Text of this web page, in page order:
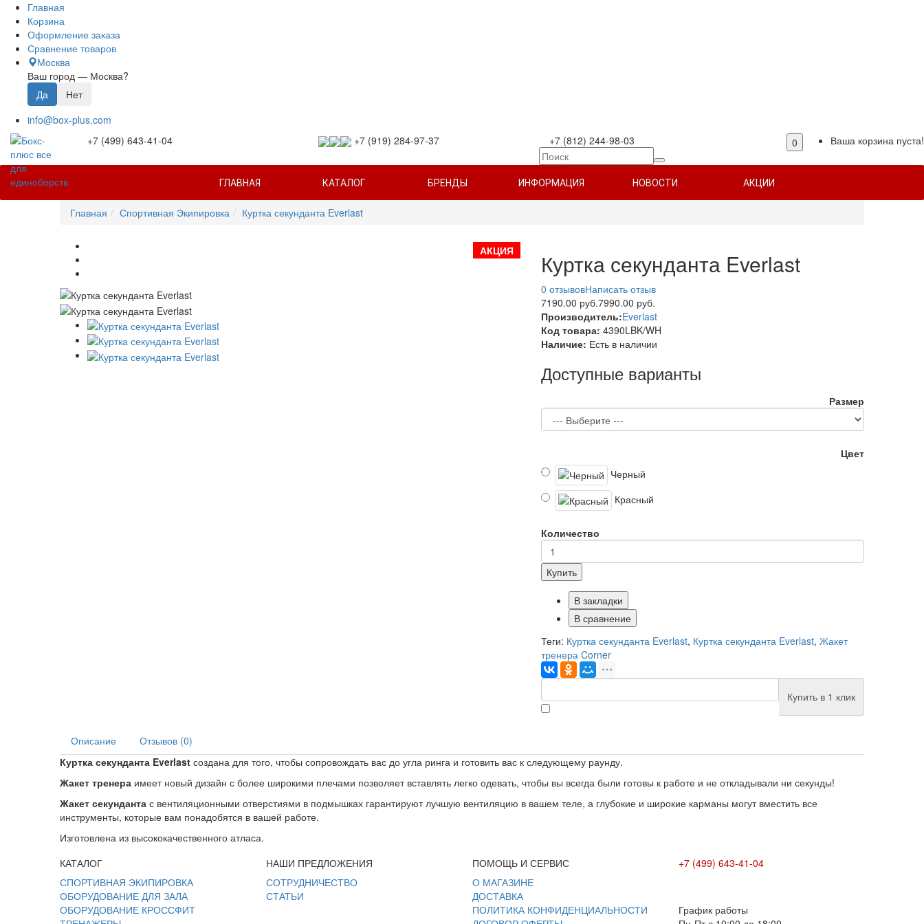
Главная
Корзина
Оформление заказа
Сравнение товаров
Москва
Ваш город — Москва?
info@box-plus.com
+7 (499) 643-41-04
+7 (919) 284-97-37 +7 (812) 244-98-03 0 Ваша корзина пуста!
ГЛАВНАЯ КАТАЛОГ БРЕНДЫ ИНФОРМАЦИЯ НОВОСТИ АКЦИИ
Главная Спортивная Экипировка Куртка секунданта Everlast
АКЦИЯ Куртка секунданта Everlast
0 отзывовНаписать отзыв
7190.00 руб.7990.00 руб.
Производитель:Everlast
Код товара: 4390LBK/WH
Наличие: Есть в наличии
Доступные варианты
Размер
Цвет
Черный
Красный
Количество
Купить
В закладки
В сравнение
Теги: Куртка секунданта Everlast, Куртка секунданта Everlast, Жакет
тренера Corner
Купить в 1 клик
Описание
Отзывов (0)
Куртка секунданта Everlast создана для того, чтобы сопровождать вас до угла ринга и готовить вас к следующему раунду.
Жакет тренера имеет новый дизайн с более широкими плечами позволяет вставлять легко одевать, чтобы вы всегда были готовы к работе и не откладывали ни секунды!
Жакет секунданта с вентиляционными отверстиями в подмышках гарантируют лучшую вентиляцию в вашем теле, а глубокие и широкие карманы могут вместить все
инструменты, которые вам понадобятся в вашей работе.
Изготовлена из высококачественного атласа.
КАТАЛОГ
СПОРТИВНАЯ ЭКИПИРОВКА
ОБОРУДОВАНИЕ ДЛЯ ЗАЛА
ОБОРУДОВАНИЕ КРОССФИТ
НАШИ ПРЕДЛОЖЕНИЯ
СОТРУДНИЧЕСТВО
СТАТЬИ
ПОМОЩЬ И СЕРВИС
О МАГАЗИНЕ
ДОСТАВКА
ПОЛИТИКА КОНФИДЕНЦИАЛЬНОСТИ
+7 (499) 643-41-04
График работы